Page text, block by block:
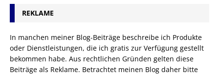
REKLAME
In manchen meiner Blog-Beiträge beschreibe ich Produkte
oder Dienstleistungen, die ich gratis zur Verfügung gestellt
bekommen habe. Aus rechtlichen Gründen gelten diese
Beiträge als Reklame. Betrachtet meinen Blog daher bitte